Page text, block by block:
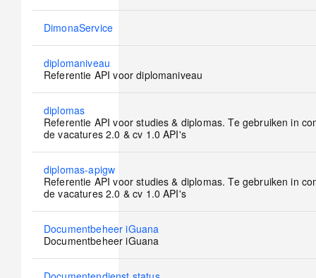
No
DimonaService
No
new
diplomaniveau
Referentie API voor diplomaniveau
No
new
posts
diplomas
Referentie API voor studies & diplomas. Te gebruiken in
de vacatures 2.0 & cv 1.0 API's
No
new
posts
diplomas-apigw
Referentie API voor studies & diplomas. Te gebruiken in
de vacatures 2.0 & cv 1.0 API's
No
new
Documentbeheer iGuana
Documentbeheer iGuana